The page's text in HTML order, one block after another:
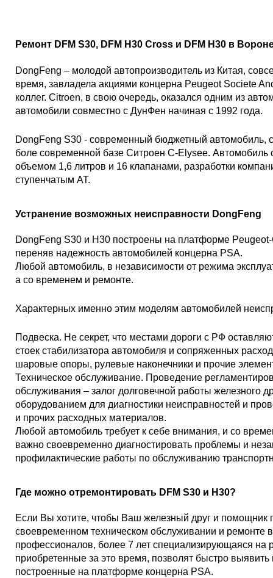
Ремонт DFM S30, DFM H30 Cross и DFM H30 в
DongFeng – молодой автопроизводитель из Китая,
время, завладела акциями концерна Peugeot Societe
коллег. Citroen, в свою очередь, оказался одним из
автомобили совместно с ДунФен начиная с 1992 года.
DongFeng S30 - современный бюджетный автомобиль,
боле современной базе Ситроен C-Elysee.
объемом 1,6 литров и 16 клапанами, разработки
ступенчатым AT.
Устранение возможных неисправности DongFeng
DongFeng S30 и H30 построены на платформе
переняв надежность автомобилей концерна PSA.
Любой автомобиль, в независимости от режима
а со временем и ремонте.
Характерных именно этим моделям автомобилей
Подвеска. Не секрет, что местами дороги с РФ
стоек стабилизатора автомобиля и сопряженных
шаровые опоры, рулевые наконечники и прочие
Техническое обслуживание. Проведение
обслуживания – залог долговечной работы железного
оборудованием для диагностики неисправностей и
и прочих расходных материалов.
Любой автомобиль требует к себе внимания, и со
важно своевременно диагностировать проблемы и
профилактические работы по обслуживанию
Где можно отремонтировать DFM S30 и H30?
Если Вы хотите, чтобы Ваш железный друг и помощник
своевременном техническом обслуживании и ремонте
профессионалов, более 7 лет специализирующаяся
приобретенные за это время, позволят быстро
построенные на платформе концерна PSA.